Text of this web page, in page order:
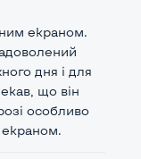
екраном.
дня і для
що він
особливо